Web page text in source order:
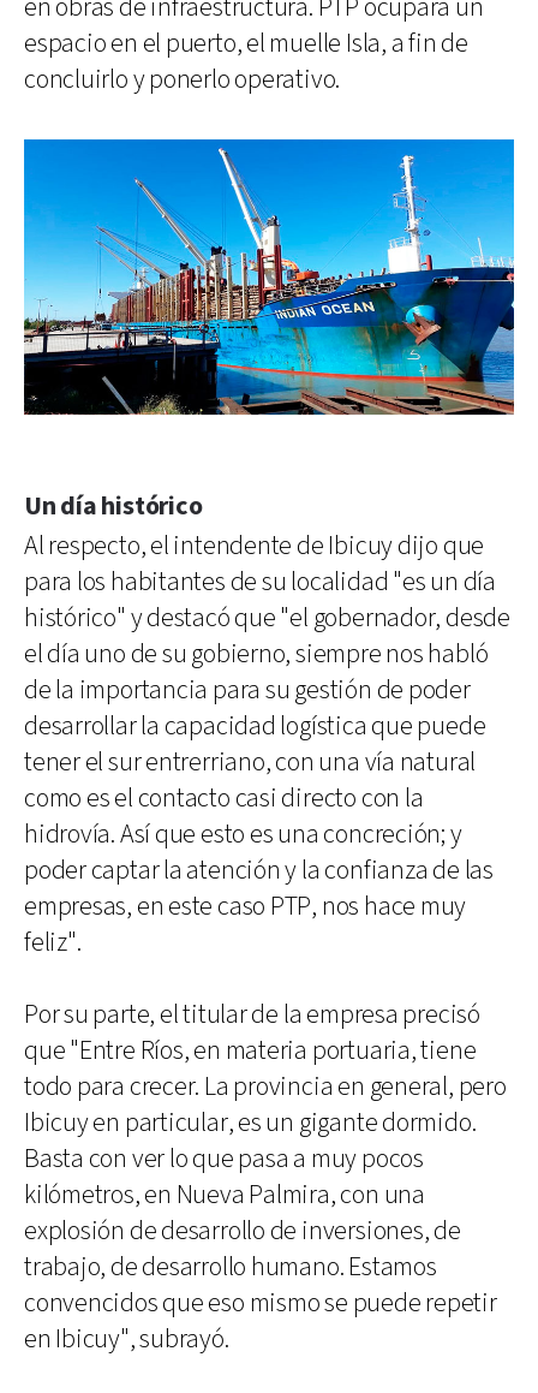
en obras de infraestructura. PTP ocupará un
espacio en el puerto, el muelle Isla, a fin de
concluirlo y ponerlo operativo.
Un día histórico
Al respecto, el intendente de Ibicuy dijo que
para los habitantes de su localidad "es un día
histórico" y destacó que "el gobernador, desde
el día uno de su gobierno, siempre nos habló
de la importancia para su gestión de poder
desarrollar la capacidad logística que puede
tener el sur entrerriano, con una vía natural
como es el contacto casi directo con la
hidrovía. Así que esto es una concreción; y
poder captar la atención y la confianza de las
empresas, en este caso PTP, nos hace muy
feliz".
Por su parte, el titular de la empresa precisó
que "Entre Ríos, en materia portuaria, tiene
todo para crecer. La provincia en general, pero
Ibicuy en particular, es un gigante dormido.
Basta con ver lo que pasa a muy pocos
kilómetros, en Nueva Palmira, con una
explosión de desarrollo de inversiones, de
trabajo, de desarrollo humano. Estamos
convencidos que eso mismo se puede repetir
en Ibicuy", subrayó.